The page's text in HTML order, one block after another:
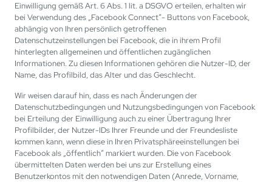
Einwilligung gemäß Art. 6 Abs. 1 lit. a DSGVO erteilen, erhalten wir
bei Verwendung des „Facebook Connect“- Buttons von Facebook,
abhängig von Ihren persönlich getroffenen
Datenschutzeinstellungen bei Facebook, die in ihrem Profil
hinterlegten allgemeinen und öffentlichen zugänglichen
Informationen. Zu diesen Informationen gehören die Nutzer-ID, der
Name, das Profilbild, das Alter und das Geschlecht.
Wir weisen darauf hin, dass es nach Änderungen der
Datenschutzbedingungen und Nutzungsbedingungen von Facebook
bei Erteilung der Einwilligung auch zu einer Übertragung Ihrer
Profilbilder, der Nutzer-IDs Ihrer Freunde und der Freundesliste
kommen kann, wenn diese in Ihren Privatsphäreeinstellungen bei
Facebook als „öffentlich“ markiert wurden. Die von Facebook
übermittelten Daten werden bei uns zur Erstellung eines
Benutzerkontos mit den notwendigen Daten (Anrede, Vorname,